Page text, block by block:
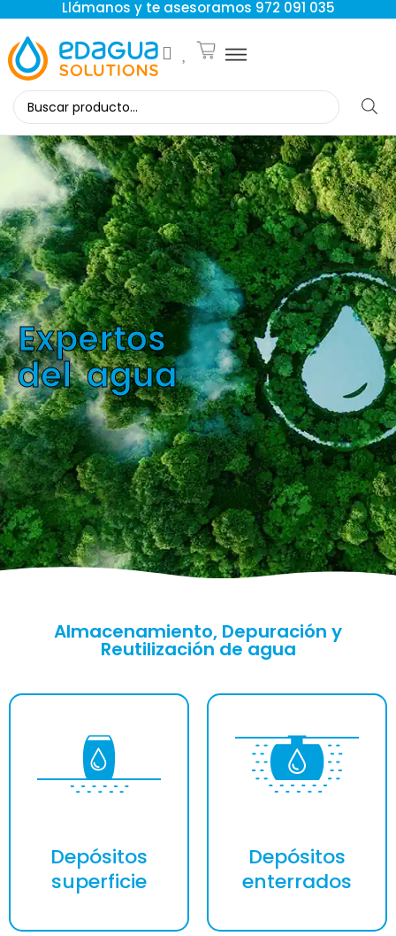
Llámanos y te asesoramos 972 091 035
Expertos
del agua
Almacenamiento, Depuración y
Reutilización de agua
Depósitos
superficie
Depósitos
enterrados